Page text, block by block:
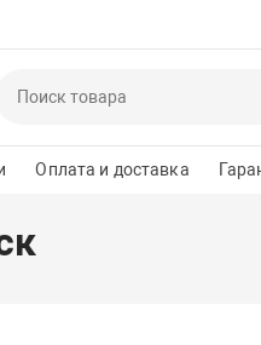
Оплата и доставка